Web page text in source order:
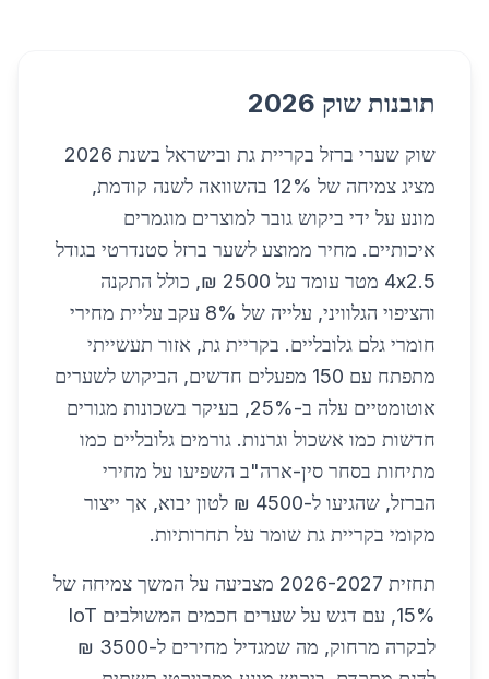
תובנות שוק 2026
שוק שערי ברזל בקריית גת ובישראל בשנת 2026
מציג צמיחה של 12% בהשוואה לשנה קודמת,
מונע על ידי ביקוש גובר למוצרים מוגמרים
איכותיים. מחיר ממוצע לשער ברזל סטנדרטי בגודל
4x2.5 מטר עומד על 2500 ₪, כולל התקנה
והציפוי הגלוויני, עלייה של 8% עקב עליית מחירי
חומרי גלם גלובליים. בקריית גת, אזור תעשייתי
מתפתח עם 150 מפעלים חדשים, הביקוש לשערים
אוטומטיים עלה ב-25%, בעיקר בשכונות מגורים
חדשות כמו אשכול וגרנות. גורמים גלובליים כמו
מתיחות בסחר סין-ארה"ב השפיעו על מחירי
הברזל, שהגיעו ל-4500 ₪ לטון יבוא, אך ייצור
מקומי בקריית גת שומר על תחרותיות.
תחזית 2026-2027 מצביעה על המשך צמיחה של
15%, עם דגש על שערים חכמים המשולבים IoT
לבקרה מרחוק, מה שמגדיל מחירים ל-3500 ₪